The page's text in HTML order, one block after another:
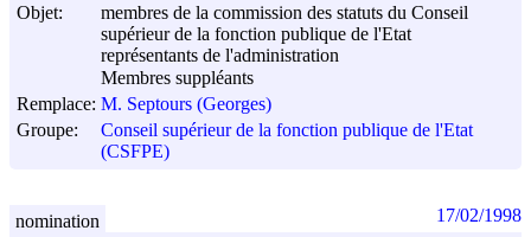
Objet:
membres de la commission des statuts du Conseil
supérieur de la fonction publique de l'Etat
représentants de l'administration
Membres suppléants
Remplace: M. Septours (Georges)
Groupe:
Conseil supérieur de la fonction publique de l'Etat
(CSFPE)
nomination 17/02/1998